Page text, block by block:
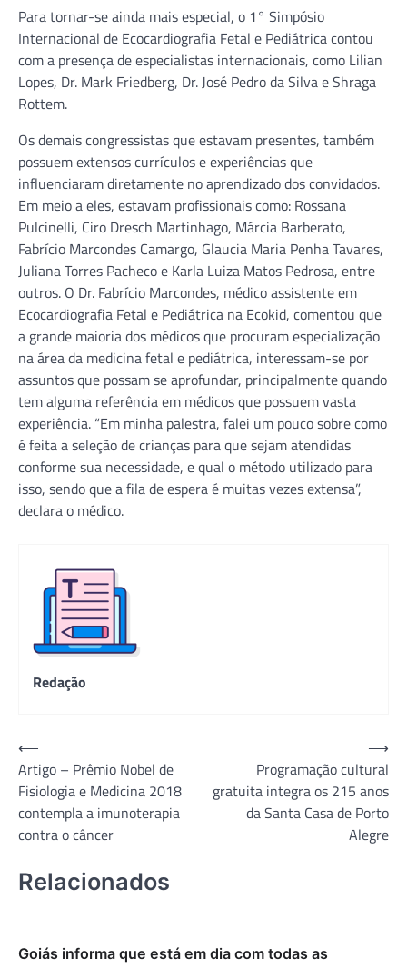
Para tornar-se ainda mais especial, o 1° Simpósio
Internacional de Ecocardiografia Fetal e Pediátrica contou
com a presença de especialistas internacionais, como Lilian
Lopes, Dr. Mark Friedberg, Dr. José Pedro da Silva e Shraga
Rottem.
Os demais congressistas que estavam presentes, também
possuem extensos currículos e experiências que
influenciaram diretamente no aprendizado dos convidados.
Em meio a eles, estavam profissionais como: Rossana
Pulcinelli, Ciro Dresch Martinhago, Márcia Barberato,
Fabrício Marcondes Camargo, Glaucia Maria Penha Tavares,
Juliana Torres Pacheco e Karla Luiza Matos Pedrosa, entre
outros. O Dr. Fabrício Marcondes, médico assistente em
Ecocardiografia Fetal e Pediátrica na Ecokid, comentou que
a grande maioria dos médicos que procuram especialização
na área da medicina fetal e pediátrica, interessam-se por
assuntos que possam se aprofundar, principalmente quando
tem alguma referência em médicos que possuem vasta
experiência. “Em minha palestra, falei um pouco sobre como
é feita a seleção de crianças para que sejam atendidas
conforme sua necessidade, e qual o método utilizado para
isso, sendo que a fila de espera é muitas vezes extensa”,
declara o médico.
Redação
Navegação
de
Post
⟵
Artigo – Prêmio Nobel de
Fisiologia e Medicina 2018
contempla a imunoterapia
contra o câncer
Programação cultural
gratuita integra os 215 anos
da Santa Casa de Porto
Alegre
⟶
Relacionados
Goiás informa que está em dia com todas as